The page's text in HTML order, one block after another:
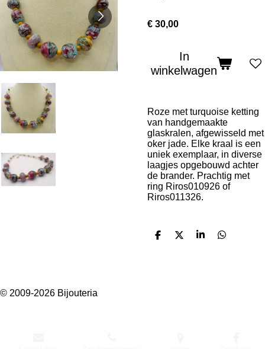
€ 30,00
In
winkelwagen
Roze met turquoise ketting
van handgemaakte
glaskralen, afgewisseld met
oker jade. Elke kraal is een
uniek exemplaar, in diverse
laagjes opgebouwd achter
de brander. Prachtig met
ring Riros010926 of
Riros011326.
D
D
S
D
© 2009-2026 Bijouteria